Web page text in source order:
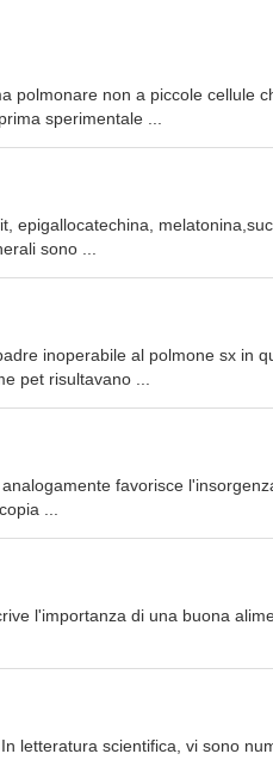
polmonare non a piccole cellule
sperimentale ...
epigallocatechina,
sono ...
inoperabile al polmone sx in
pet risultavano ...
favorisce
...
l'importanza di una buona
letteratura scientifica, vi sono